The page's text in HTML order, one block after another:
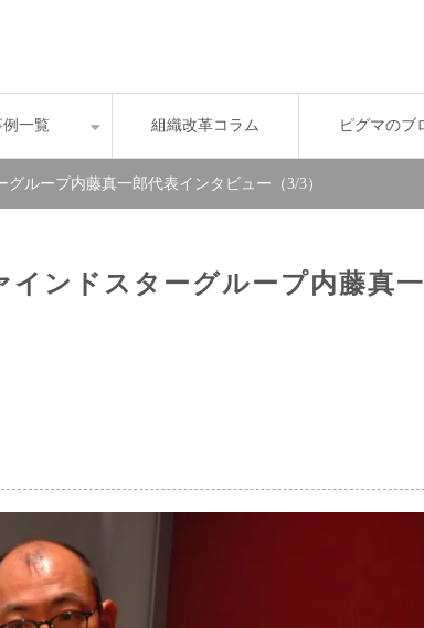
一覧 組織改革コラム ピグマのブ
グループ内藤真一郎代表インタビュー（3/3）
ンドスターグループ内藤真一